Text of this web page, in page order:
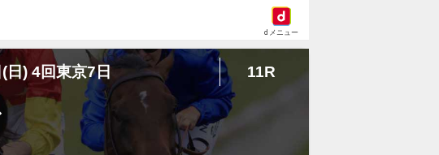
dメニュー
日) 4回東京7日 11R